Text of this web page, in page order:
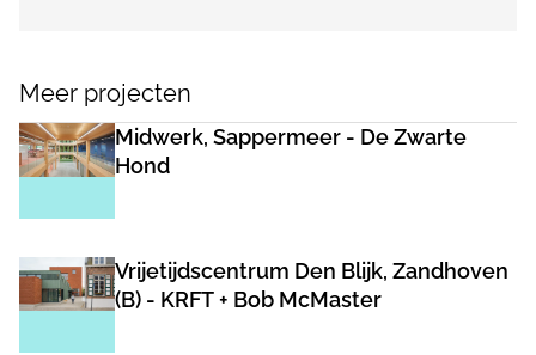
Meer projecten
Midwerk, Sappermeer - De Zwarte
Hond
Vrijetijdscentrum Den Blijk, Zandhoven
(B) - KRFT + Bob McMaster